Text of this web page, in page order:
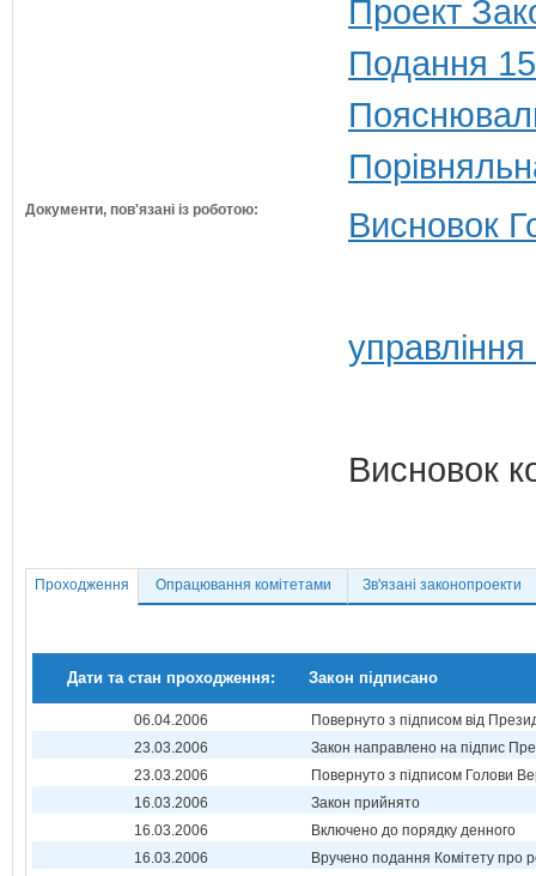
Проект
Подання
Документи, пов'язані із роботою: Висновок
Висновок
Проходження Опрацювання комітетами Зв'язані законопроекти
Дати та стан проходження: Закон підписано
06.04.2006
Повернуто з підписом від
23.03.2006
Закон направлено на підпис
23.03.2006
Повернуто з підписом Голови
16.03.2006
Закон прийнято
16.03.2006
Включено до порядку денного
16.03.2006
Вручено подання Комітету про